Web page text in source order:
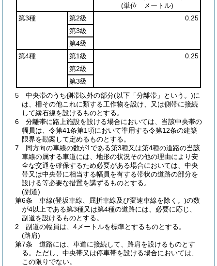
(単位 メートル)
第3種
第2級
0.25
第3級
第4級
第4種
第1級
0.25
第2級
第3級
5
中央帯のうち側帯以外の部分(以下「分離帯」という。)に
は、柵その他これに類する工作物を設け、又は側帯に接続
して縁石線を設けるものとする。
6
分離帯に路上施設を設ける場合においては、当該中央帯の
幅員は、令第41条第1項において準用する令第12条の建築
限界を勘案して定めるものとする。
7
同方向の車線の数が1である第3種又は第4種の道路の当該
車線の属する車道には、地形の状況その他の理由により安
全な交通を確保するため必要がある場合においては、中央
帯又は中央帯に相当する幅員を有する帯状の道路の部分を
設ける等必要な措置を講ずるものとする。
(副道)
第6条
車線(登坂車線、屈折車線及び変速車線を除く。)の数
が4以上である第3種又は第4種の道路には、必要に応じ、
副道を設けるものとする。
2
副道の幅員は、4メートルを標準とするものとする。
(路肩)
第7条
道路には、車道に接続して、路肩を設けるものとす
る。 ただし、中央帯又は停車帯を設ける場合においては、
この限りでない。